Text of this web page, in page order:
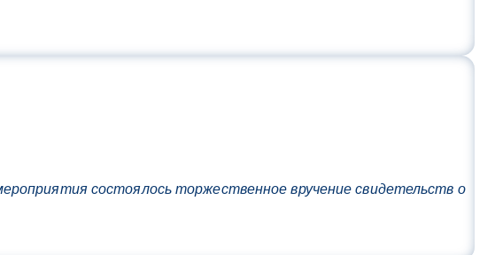
состоялось торжественное вручение свидетельств о